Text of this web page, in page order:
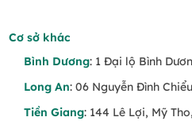
lòng kính trọng và lời
Hoa hồng trắng–
khiết, yêu thương và
Ly vàng / trắng– Đại
Cơ sở khác
Bình Dương: 1 Đại lộ Bình
Long An: 06 Nguyễn Đình
Tiền Giang: 144 Lê Lợi, Mỹ